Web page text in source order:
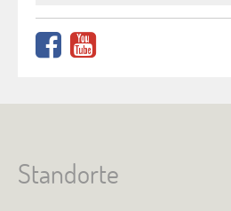
Standorte